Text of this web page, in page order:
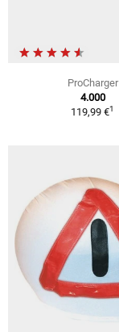
ProCharger
4.000
119,99 €1